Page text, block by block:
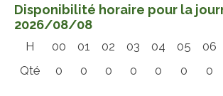
Disponibilité horaire pour la
2026/08/08
H 00 01 02 03 04 05 06
Qté
0 0 0 0 0 0 0